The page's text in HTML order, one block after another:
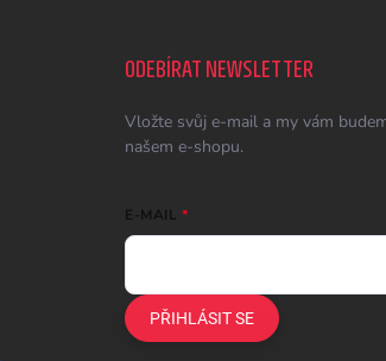
ODEBÍRAT NEWSLETTER
Vložte svůj e-mail a my vám
našem e-shopu.
E-MAIL
PŘIHLÁSIT SE